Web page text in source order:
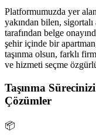
Platformumuzda yer
yakından bilen,
tarafından belge
şehir içinde bir
taşınma olsun, farklı
ve hizmeti seçme
Taşınma
Çözümler
📦